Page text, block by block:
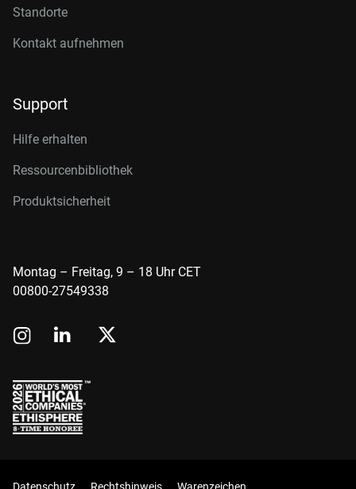
Standorte
Kontakt aufnehmen
Support
Hilfe erhalten
Ressourcenbibliothek
Produktsicherheit
Montag – Freitag, 9 – 18 Uhr CET
00800-27549338